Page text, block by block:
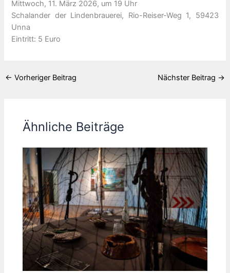
Mittwoch, 11. März 2026, um 19 Uhr
Schalander der Lindenbrauerei, Rio-Reiser-Weg 1, 59423
Unna
Eintritt: 5 Euro
← Vorheriger Beitrag Nächster Beitrag →
Ähnliche Beiträge